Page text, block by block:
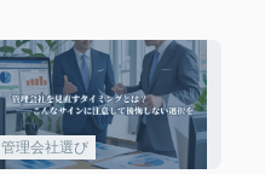
管理会社選び